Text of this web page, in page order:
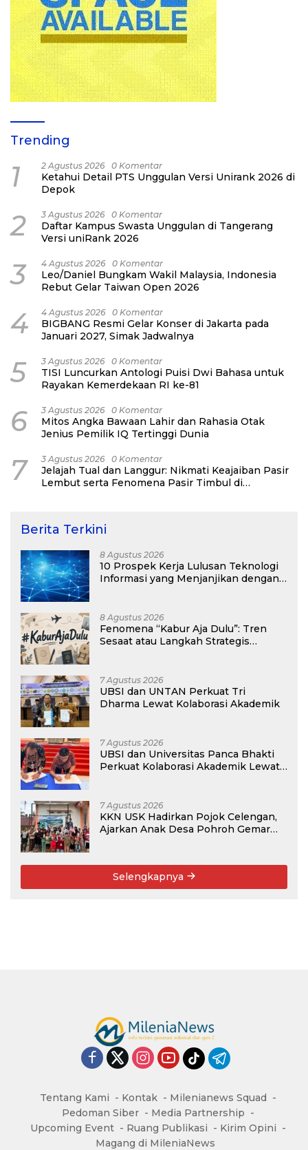
Trending
1 2 Agustus 2026 0 Komentar
Ketahui Detail PTS Unggulan Versi Unirank 2026 di
Depok
2 3 Agustus 2026 0 Komentar
Daftar Kampus Swasta Unggulan di Tangerang
Versi uniRank 2026
3 4 Agustus 2026 0 Komentar
Leo/Daniel Bungkam Wakil Malaysia, Indonesia
Rebut Gelar Taiwan Open 2026
4 4 Agustus 2026 0 Komentar
BIGBANG Resmi Gelar Konser di Jakarta pada
Januari 2027, Simak Jadwalnya
5 3 Agustus 2026 0 Komentar
TISI Luncurkan Antologi Puisi Dwi Bahasa untuk
Rayakan Kemerdekaan RI ke-81
6 3 Agustus 2026 0 Komentar
Mitos Angka Bawaan Lahir dan Rahasia Otak
Jenius Pemilik IQ Tertinggi Dunia
7 3 Agustus 2026 0 Komentar
Jelajah Tual dan Langgur: Nikmati Keajaiban Pasir
Lembut serta Fenomena Pasir Timbul di
Berita Terkini
8 Agustus 2026
10 Prospek Kerja Lulusan Teknologi
Informasi yang Menjanjikan dengan
8 Agustus 2026
Fenomena “Kabur Aja Dulu”: Tren
Sesaat atau Langkah Strategis
7 Agustus 2026
UBSI dan UNTAN Perkuat Tri
Dharma Lewat Kolaborasi Akademik
7 Agustus 2026
UBSI dan Universitas Panca Bhakti
Perkuat Kolaborasi Akademik Lewat
7 Agustus 2026
KKN USK Hadirkan Pojok Celengan,
Ajarkan Anak Desa Pohroh Gemar
Selengkapnya
Tentang Kami Kontak
Milenianews Squad
Pedoman Siber
Media Partnership
Upcoming Event
Ruang Publikasi
Kirim Opini
Magang di MileniaNews